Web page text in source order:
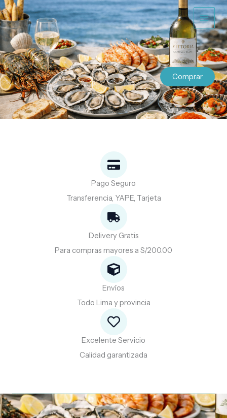
al
contenido
Comprar
Pago Seguro
Transferencia, YAPE, Tarjeta
Delivery Gratis
Para compras mayores a S/200.00
Envíos
Todo Lima y provincia
Excelente Servicio
Calidad garantizada